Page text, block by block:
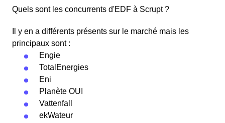
Quels sont les concurrents d'EDF à Scrupt ?
Il y en a différents présents sur le marché mais les
principaux sont :
Engie
TotalEnergies
Eni
Planète OUI
Vattenfall
ekWateur